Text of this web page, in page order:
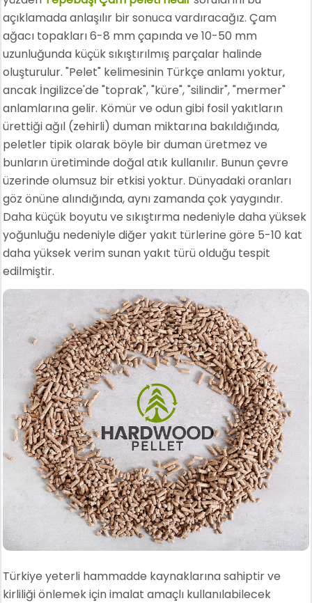
açıklamada anlaşılır bir sonuca vardıracağız. Çam
ağacı topakları 6-8 mm çapında ve 10-50 mm
uzunluğunda küçük sıkıştırılmış parçalar halinde
oluşturulur. "Pelet" kelimesinin Türkçe anlamı yoktur,
ancak İngilizce'de "toprak", "küre", "silindir", "mermer"
anlamlarına gelir. Kömür ve odun gibi fosil yakıtların
ürettiği ağıl (zehirli) duman miktarına bakıldığında,
peletler tipik olarak böyle bir duman üretmez ve
bunların üretiminde doğal atık kullanılır. Bunun çevre
üzerinde olumsuz bir etkisi yoktur. Dünyadaki oranları
göz önüne alındığında, aynı zamanda çok yaygındır.
Daha küçük boyutu ve sıkıştırma nedeniyle daha yüksek
yoğunluğu nedeniyle diğer yakıt türlerine göre 5-10 kat
daha yüksek verim sunan yakıt türü olduğu tespit
edilmiştir.
Türkiye yeterli hammadde kaynaklarına sahiptir ve
kirliliği önlemek için imalat amaçlı kullanılabilecek